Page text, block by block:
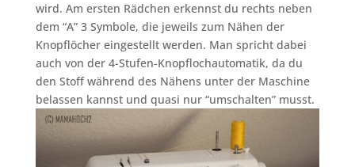
wird. Am ersten Rädchen erkennst du rechts neben
dem “A” 3 Symbole, die jeweils zum Nähen der
Knopflöcher eingestellt werden. Man spricht dabei
auch von der 4-Stufen-Knopflochautomatik, da du
den Stoff während des Nähens unter der Maschine
belassen kannst und quasi nur “umschalten” musst.